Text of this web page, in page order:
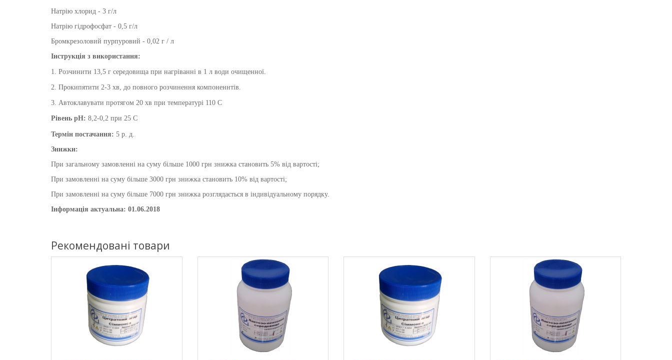
Натрію хлорид - 3 г/л
Натрію гідрофосфат - 0,5 г/л
Бромкрезоловий пурпуровий - 0,02 г / л
Інструкція з використання:
1. Розчинити 13,5 г середовища при нагріванні в 1 л води очищенної.
2. Прокипятити 2-3 хв, до повного розчинення компоненнтів.
3. Автоклавувати протягом 20 хв при температурі 110 С
Рівень pH: 8,2-0,2 при 25 С
Термін постачання: 5 р. д.
Знижки:
При загальному замовленні на суму більше 1000 грн знижка становить 5% від вартості;
При замовленні на суму більше 3000 грн знижка становить 10% від вартості;
При замовленні на суму більше 7000 грн знижка розглядається в індивідуальному порядку.
Інформація актуальна: 01.06.2018
Рекомендовані товари